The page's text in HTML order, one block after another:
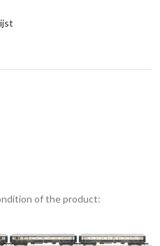
of the product: